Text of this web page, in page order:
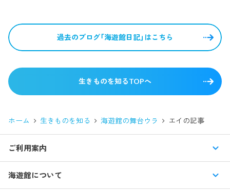
過去のブログ「海遊館日記」はこちら
生きものを知るTOPへ
ホーム 生きものを知る 海遊館の舞台ウラ エイ の記事
ご利用案内
入館料・その他チケット
海遊館について